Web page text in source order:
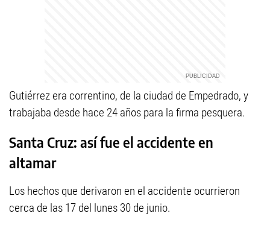
Gutiérrez era correntino, de la ciudad de Empedrado, y
trabajaba desde hace 24 años para la firma pesquera.
Santa Cruz: así fue el accidente en
altamar
Los hechos que derivaron en el accidente ocurrieron
cerca de las 17 del lunes 30 de junio.